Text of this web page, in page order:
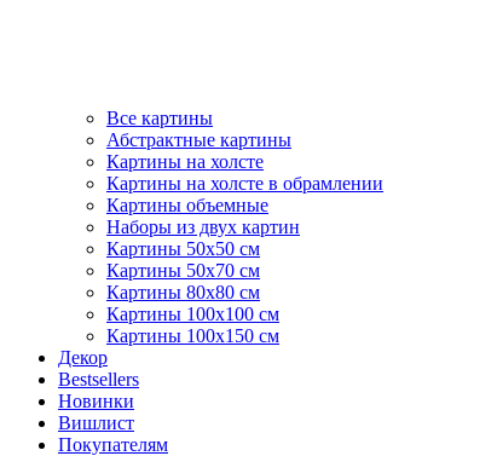
Все картины
Абстрактные картины
Картины на холсте
Картины на холсте в обрамлении
Картины объемные
Наборы из двух картин
Картины 50х50 см
Картины 50х70 см
Картины 80х80 см
Картины 100х100 см
Картины 100х150 см
Декор
Bestsellers
Новинки
Вишлист
Покупателям